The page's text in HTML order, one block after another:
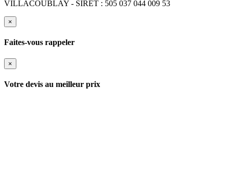
VILLACOUBLAY - SIRET : 505 037 044 009 53
×
Faites-vous rappeler
×
Votre devis au meilleur prix